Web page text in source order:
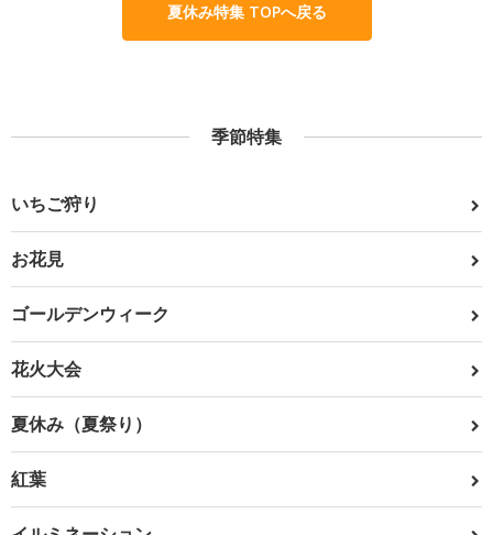
夏休み特集 TOPへ戻る
季節特集
いちご狩り
お花見
ゴールデンウィーク
花火大会
夏休み（夏祭り）
紅葉